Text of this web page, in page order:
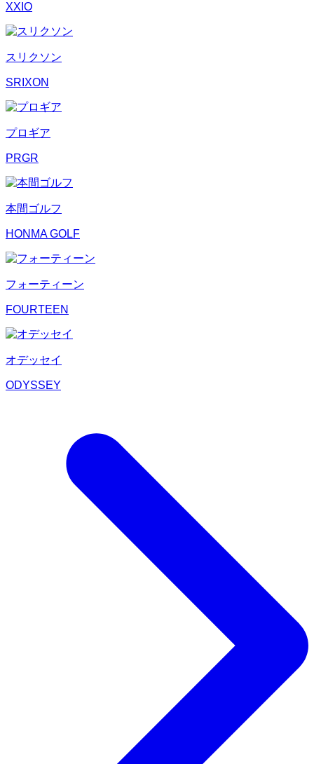
XXIO
スリクソン
SRIXON
プロギア
PRGR
本間ゴルフ
HONMA GOLF
フォーティーン
FOURTEEN
オデッセイ
ODYSSEY